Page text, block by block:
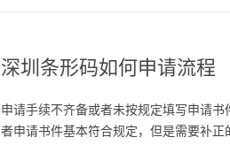
深圳条形码如何申请流程
申请手续不齐备或者未按规定填写申请
者申请书件基本符合规定，但是需要补